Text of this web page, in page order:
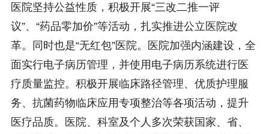
医院坚持公益性质，积极开展“三改二推一评
议”、“药品零加价”等活动，扎实推进公立医院改
革。同时也是“无红包”医院。医院加强内涵建设，全
面实行电子病历管理，并使用电子病历系统进行医
疗质量监控。积极开展临床路径管理、优质护理服
务、抗菌药物临床应用专项整治等各项活动，提升
医疗品质。医院、科室及个人多次荣获国家、省、